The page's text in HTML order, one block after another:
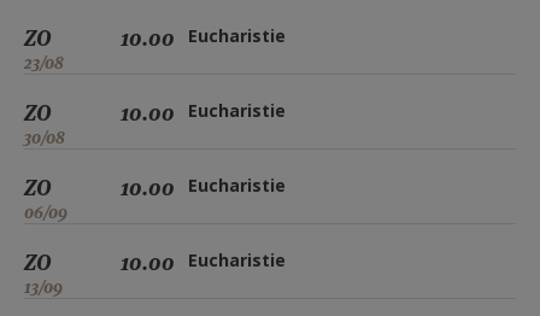
ZO
23/08
10.00 Eucharistie
ZO
30/08
10.00 Eucharistie
ZO
06/09
10.00 Eucharistie
ZO
13/09
10.00 Eucharistie